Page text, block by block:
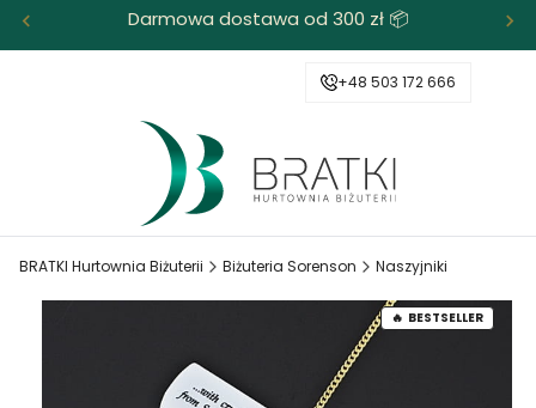
Darmowa dostawa od 300 zł 📦
+48 503 172 666
BRATKI Hurtownia Biżuterii Biżuteria Sorenson Naszyjniki
BESTSELLER